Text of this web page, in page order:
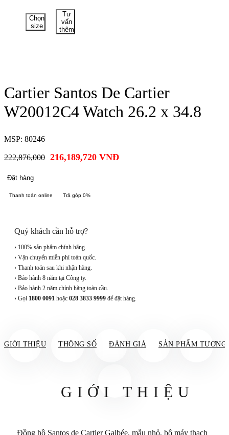
Chọn
size
Tư
vấn
thêm
Cartier Santos De Cartier
W20012C4 Watch 26.2 x 34.8
MSP: 80246
222,876,000 216,189,720 VNĐ
Đặt hàng
Thanh toán online Trả góp 0%
Quý khách cần hỗ trợ?
› 100% sản phẩm chính hãng.
› Vận chuyển miễn phí toàn quốc.
› Thanh toán sau khi nhận hàng.
› Bảo hành 8 năm tại Công ty.
› Bảo hành 2 năm chính hãng toàn cầu.
› Gọi 1800 0091 hoặc 028 3833 9999 để đặt hàng.
GIỚI THIỆU THÔNG SỐ ĐÁNH GIÁ SẢN PHẨM TƯƠNG
GIỚI THIỆU
Đồng hồ Santos de Cartier Galbée, mẫu nhỏ, bộ máy thạch